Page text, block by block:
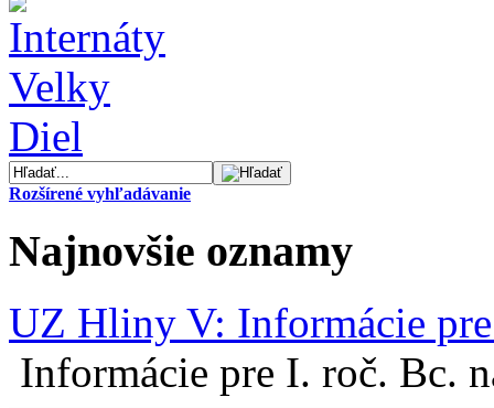
Rozšírené vyhľadávanie
Najnovšie oznamy
UZ Hliny V: Informácie
Informácie pre I. roč. Bc.